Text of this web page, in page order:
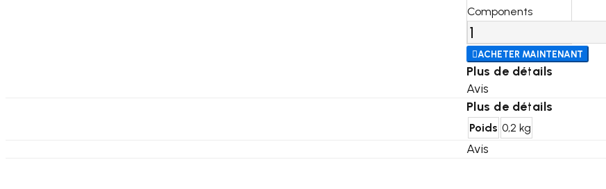
Components
ACHETER MAINTENANT
Plus de détails
Avis
Plus de détails
Poids 0,2 kg
Avis